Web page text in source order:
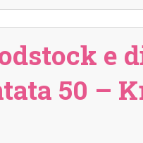
e
50 –